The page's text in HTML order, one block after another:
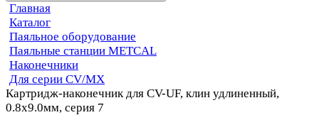
Главная
Каталог
Паяльное оборудование
Паяльные станции METCAL
Наконечники
Для серии CV/MX
Картридж-наконечник для CV-UF, клин удлиненный,
0.8х9.0мм, серия 7